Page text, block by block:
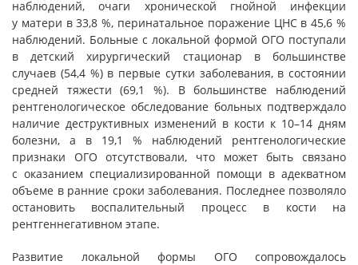
наблюдений, очаги хронической гнойной инфекции
у матери в 33,8 %, перинатальное поражение ЦНС в 45,6 %
наблюдений. Больные с локальной формой ОГО поступали
в детский хирургический стационар в большинстве
случаев (54,4 %) в первые сутки заболевания, в состоянии
средней тяжести (69,1 %). В большинстве наблюдений
рентгенологическое обследование больных подтверждало
наличие деструктивных изменений в кости к 10–14 дням
болезни, а в 19,1 % наблюдений рентгенологические
признаки ОГО отсутствовали, что может быть связано
с оказанием специализированной помощи в адекватном
объеме в ранние сроки заболевания. Последнее позволяло
остановить воспалительный процесс в кости на
рентгеннегативном этапе.
Развитие локальной формы ОГО сопровождалось